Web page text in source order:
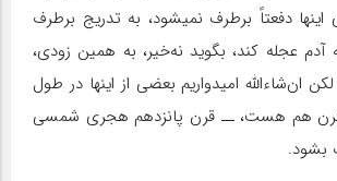
دفعتاً برطرف نمیشود، به تدریج برطرف
عجله کند، بگوید نه‌خیر، به همین زودی،
ان‌شاءالله امیدواریم بعضی از اینها در طول
قرن هم هست، ــ قرن پانزدهم هجری شمسی
بشود.